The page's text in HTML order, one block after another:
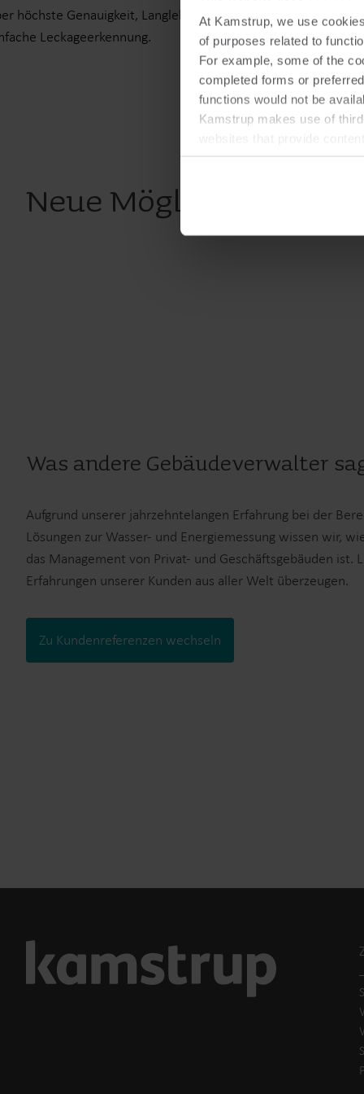
At Kamstrup, we use
of purposes related to
For example, some of the
completed forms or
functions would not be
Kamstrup makes use of
websites that provide
You can at any time
höchste Genauigkeit, Langlebigkeit und
Leckageerkennung.
und erfahren
Flexibilität,
Design.
Neue Möglichkeiten
Was andere Gebäudeverwalter
Aufgrund unserer jahrzehntelangen Erfahrung bei der
Lösungen zur Wasser- und Energiemessung wissen wir,
das Management von Privat- und Geschäftsgebäuden ist.
Erfahrungen unserer Kunden aus aller Welt überzeugen.
Zu Kundenreferenzen wechseln